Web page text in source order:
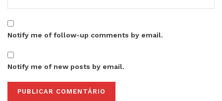
Notify me of follow-up comments by email.
Notify me of new posts by email.